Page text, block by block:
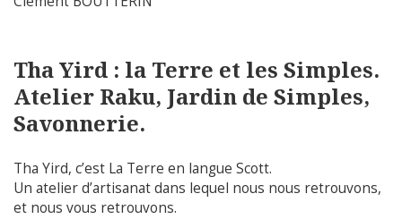
Tha Yird : la Terre et les Simples.
Atelier Raku, Jardin de Simples,
Savonnerie.
Tha Yird, c’est La Terre en langue Scott.
Un atelier d’artisanat dans lequel nous nous retrouvons,
et nous vous retrouvons.